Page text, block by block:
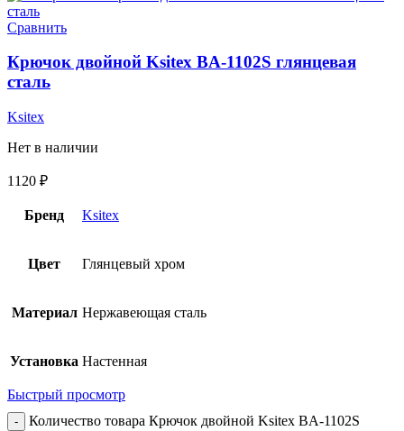
Сравнить
Крючок двойной Ksitex BA-1102S глянцевая
сталь
Ksitex
Нет в наличии
1120 ₽
Бренд Ksitex
Цвет Глянцевый хром
Материал Нержавеющая сталь
Установка Настенная
Быстрый просмотр
Количество товара Крючок двойной Ksitex BA-1102S